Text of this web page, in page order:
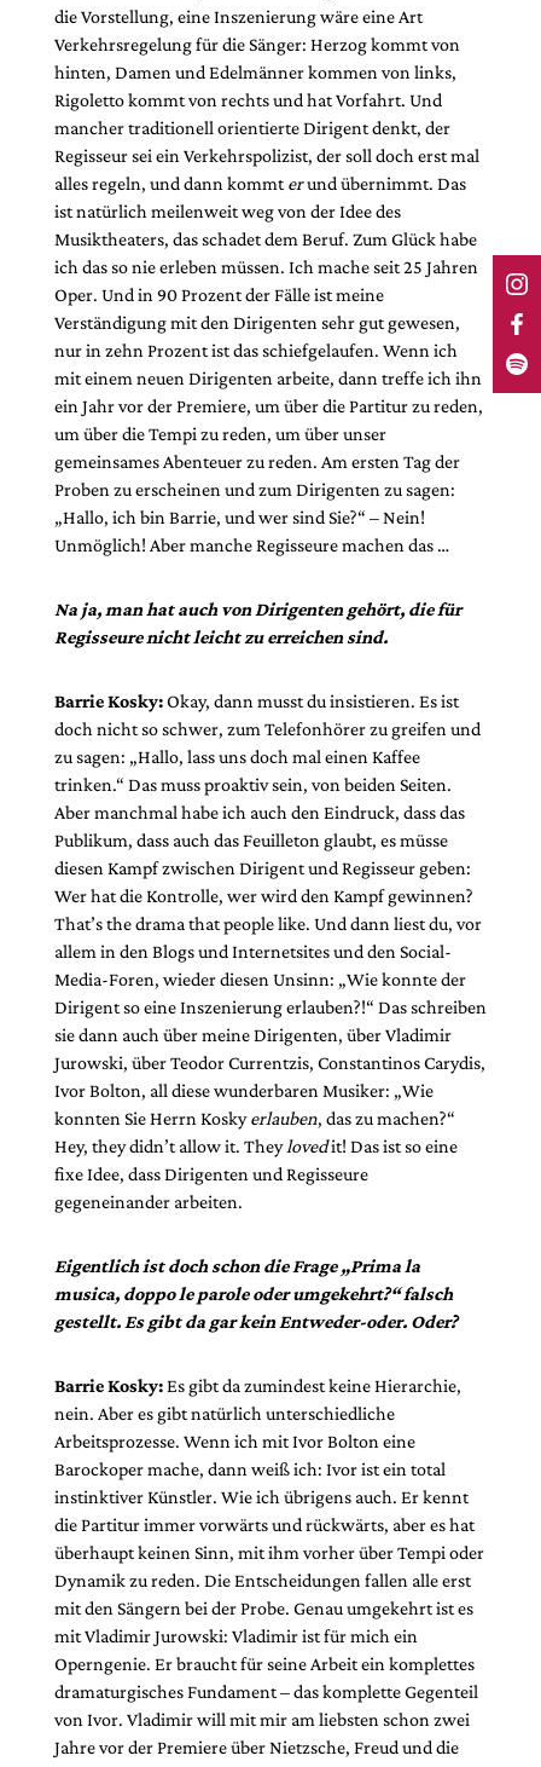
die Vorstellung, eine Inszenierung wäre eine Art
Verkehrsregelung für die Sänger: Herzog kommt von
hinten, Damen und Edelmänner kommen von links,
Rigoletto kommt von rechts und hat Vorfahrt. Und
mancher traditionell orientierte Dirigent denkt, der
Regisseur sei ein Verkehrspolizist, der soll doch erst mal
alles regeln, und dann kommt erund übernimmt. Das
ist natürlich meilenweit weg von der Idee des
Musiktheaters, das schadet dem Beruf. Zum Glück habe
ich das so nie erleben müssen. Ich mache seit 25 Jahren
Oper. Und in 90 Prozent der Fälle ist meine
Verständigung mit den Dirigenten sehr gut gewesen,
nur in zehn Prozent ist das schiefgelaufen. Wenn ich
mit einem neuen Dirigenten arbeite, dann treffe ich ihn
ein Jahr vor der Premiere, um über die Partitur zu reden,
um über die Tempi zu reden, um über unser
gemeinsames Abenteuer zu reden. Am ersten Tag der
Proben zu erscheinen und zum Dirigenten zu sagen:
„Hallo, ich bin Barrie, und wer sind Sie?“ – Nein!
Unmöglich! Aber manche Regisseure machen das …
Na ja, man hat auch von Dirigenten gehört, die für
Regisseure nicht leicht zu erreichen sind.
Barrie Kosky:Okay, dann musst du insistieren. Es ist
doch nicht so schwer, zum Telefonhörer zu greifen und
zu sagen: „Hallo, lass uns doch mal einen Kaffee
trinken.“ Das muss proaktiv sein, von beiden Seiten.
Aber manchmal habe ich auch den Eindruck, dass das
Publikum, dass auch das Feuilleton glaubt, es müsse
diesen Kampf zwischen Dirigent und Regisseur geben:
Wer hat die Kontrolle, wer wird den Kampf gewinnen?
That’s the drama that people like. Und dann liest du, vor
allem in den Blogs und Internetsites und den Social-
Media-Foren, wieder diesen Unsinn: „Wie konnte der
Dirigent so eine Inszenierung erlauben?!“ Das schreiben
sie dann auch über meine Dirigenten, über Vladimir
Jurowski, über Teodor Currentzis, Constantinos Carydis,
Ivor Bolton, all diese wunderbaren Musiker: „Wie
konnten Sie Herrn Koskyerlauben, das zu machen?“
Hey, they didn’t allow it. Theylovedit! Das ist so eine
fixe Idee, dass Dirigenten und Regisseure
gegeneinander arbeiten.
Eigentlich ist doch schon die Frage „Prima la
musica, doppo le parole oder umgekehrt?“ falsch
gestellt. Es gibt da gar kein Entweder-oder. Oder?
Barrie Kosky:Es gibt da zumindest keine Hierarchie,
nein. Aber es gibt natürlich unterschiedliche
Arbeitsprozesse. Wenn ich mit Ivor Bolton eine
Barockoper mache, dann weiß ich: Ivor ist ein total
instinktiver Künstler. Wie ich übrigens auch. Er kennt
die Partitur immer vorwärts und rückwärts, aber es hat
überhaupt keinen Sinn, mit ihm vorher über Tempi oder
Dynamik zu reden. Die Entscheidungen fallen alle erst
mit den Sängern bei der Probe. Genau umgekehrt ist es
mit Vladimir Jurowski: Vladimir ist für mich ein
Operngenie. Er braucht für seine Arbeit ein komplettes
dramaturgisches Fundament – das komplette Gegenteil
von Ivor. Vladimir will mit mir am liebsten schon zwei
Jahre vor der Premiere über Nietzsche, Freud und die